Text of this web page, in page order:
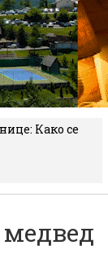
Како се